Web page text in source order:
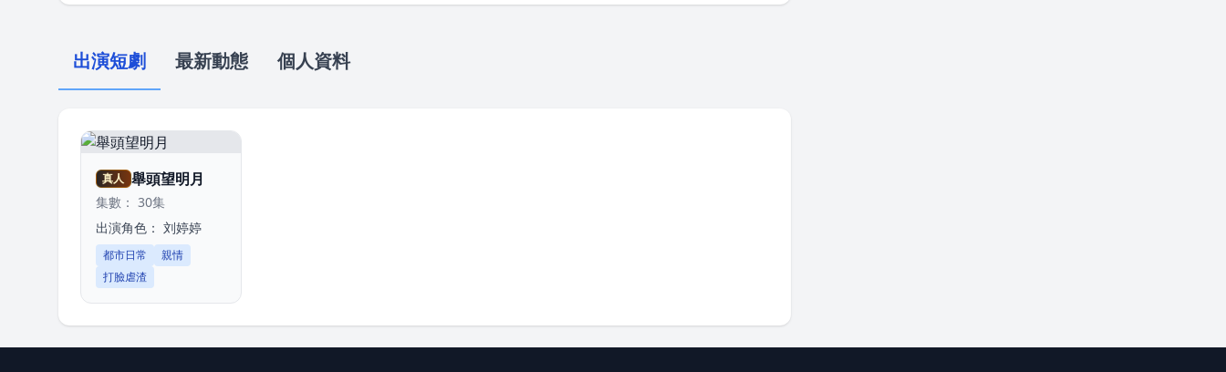
出演短劇 最新動態 個人資料
真人 舉頭望明月
集數： 30集
出演角色： 刘婷婷
都市日常
親情
打臉虐渣